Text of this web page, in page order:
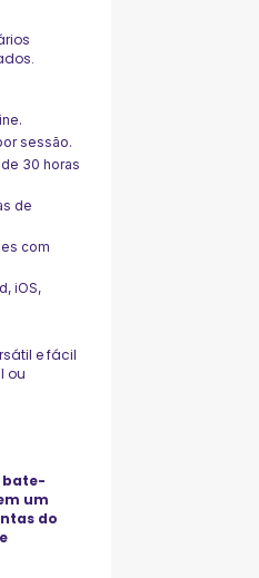
sessão.
30 horas
de
com
iOS,
e fácil
ou
bate-
um
do